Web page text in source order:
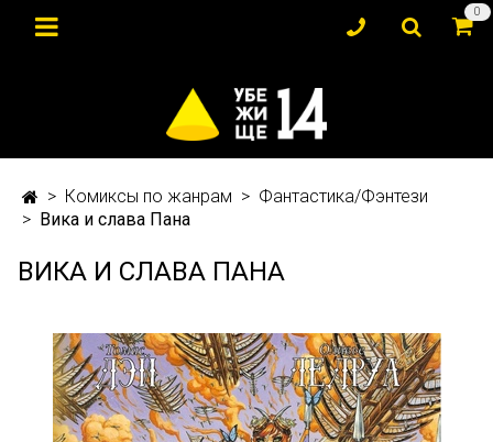
0
Комиксы по жанрам
Фантастика/Фэнтези
Вика и слава Пана
ВИКА И СЛАВА ПАНА